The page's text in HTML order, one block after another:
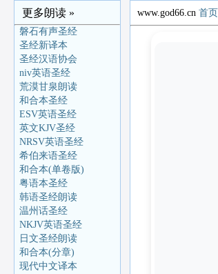
更多朗读 »
磐石有声圣经
圣经新译本
圣经汉语协会
niv英语圣经
荒漠甘泉朗读
和合本圣经
ESV英语圣经
英文KJV圣经
NRSV英语圣经
希伯来语圣经
和合本(单卷版)
粤语本圣经
韩语圣经朗读
温州话圣经
NKJV英语圣经
日文圣经朗读
和合本(分章)
现代中文译本
www.god66.cn 首页